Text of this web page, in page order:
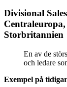
Divisional
Centraleuropa,
Storbritannien
En av de
och ledare
Exempel på